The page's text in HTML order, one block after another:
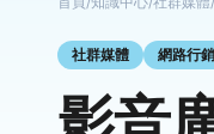
社群媒體 網路行銷